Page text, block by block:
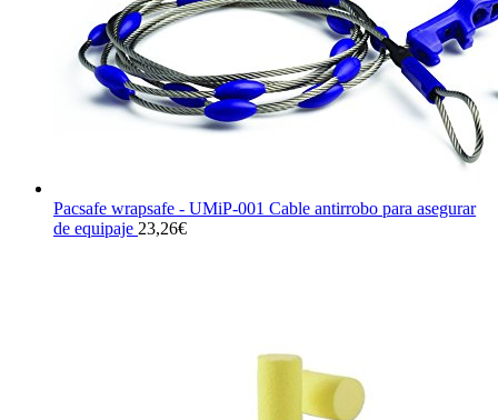
Pacsafe wrapsafe - UMiP-001 Cable antirrobo para asegurar
de equipaje 23,26€